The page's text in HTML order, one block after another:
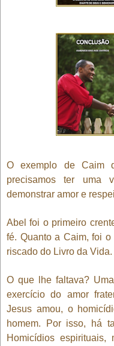
O exemplo de Caim
precisamos ter uma
demonstrar amor e
Abel foi o primeiro
fé. Quanto a Caim, foi
riscado do Livro da Vida.
O que lhe faltava?
exercício do amor
Jesus amou, o
homem. Por isso, há
Homicídios espirituais,